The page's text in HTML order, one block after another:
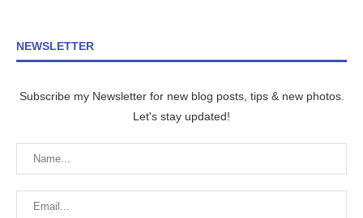
NEWSLETTER
Subscribe my Newsletter for new blog posts, tips & new photos.
Let's stay updated!